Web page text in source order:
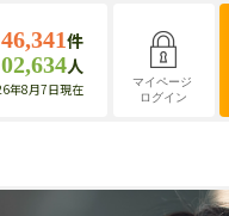
件
人
年8月7日現在
マイページ
ログイン